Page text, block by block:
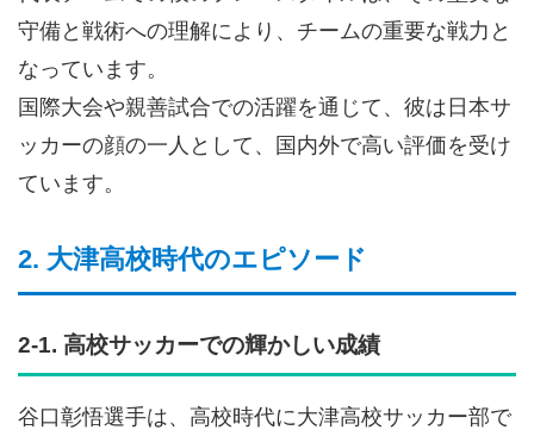
守備と戦術への理解により、チームの重要な戦力と
なっています。
国際大会や親善試合での活躍を通じて、彼は日本サ
ッカーの顔の一人として、国内外で高い評価を受け
ています。
2. 大津高校時代のエピソード
2-1. 高校サッカーでの輝かしい成績
谷口彰悟選手は、高校時代に大津高校サッカー部で